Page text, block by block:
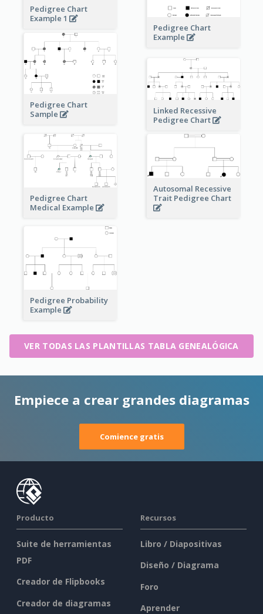
Pedigree Chart
Example 1
Pedigree Chart
Example
Pedigree Chart
Sample
Linked Recessive
Pedigree Chart
Pedigree Chart
Medical Example
Autosomal Recessive
Trait Pedigree Chart
Pedigree Probability
Example
VER TODAS LAS PLANTILLAS TABLA GENEALÓGICA
Empiece a crear grandes diagramas
Comience gratis
Producto
Suite de herramientas
PDF
Creador de Flipbooks
Creador de diagramas
Recursos
Libro / Diapositivas
Diseño / Diagrama
Foro
Aprender